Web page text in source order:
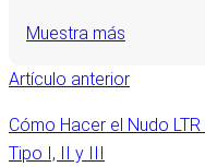
Muestra más
Artículo anterior
Cómo Hacer el Nudo
Tipo I, II y III